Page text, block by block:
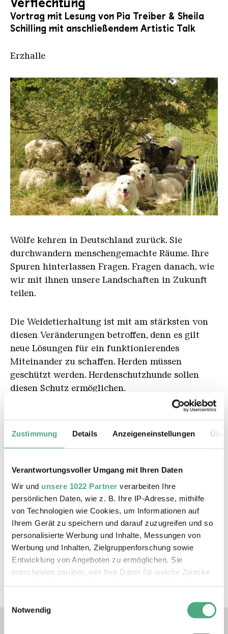
Zustimmung Details Anzeigeneinstellungen
Verantwortungsvoller Umgang mit Ihren Daten
Wir und unsere 1022 Partner verarbeiten Ihre
persönlichen Daten, wie z. B. Ihre IP-Adresse, mithilfe
von Technologien wie Cookies, um Informationen auf
Ihrem Gerät zu speichern und darauf zuzugreifen und so
personalisierte Werbung und Inhalte, Messungen von
Werbung und Inhalten, Zielgruppenforschung sowie
Entwicklung von Angeboten zu ermöglichen. Sie
entscheiden darüber, wer Ihre Daten für welche Zwecke
nutzt. Sie können Ihre Einwilligung jederzeit über die
Trigger Symbol ändern oder widerrufen
Notwendig
Vortrag mit Lesung von Pia Treiber & Sheila
Schilling mit anschließendem Artistic Talk
Erzhalle
Hütehunde zusammen mit einerSchafherde
Wölfe kehren in Deutschland zurück. Sie
durchwandern menschengemachte Räume. Ihre
Spuren hinterlassen Fragen. Fragen danach, wie
wir mit ihnen unsere Landschaften in Zukunft
teilen.
Die Weidetierhaltung ist mit am stärksten von
diesen Veränderungen betroffen, denn es gilt
neue Lösungen für ein funktionierendes
Miteinander zu schaffen. Herden müssen
geschützt werden. Herdenschutzhunde sollen
diesen Schutz ermöglichen.
Transformationen und erzählt aus einer
Artist Talk Raum zum Nachdenken und
Spekulieren.
(c) Foto: Pia Treiber
Eintritt frei ! Es gilt die 3G - Regelung
Jetzt Anmelden
Verlinkungen zu unseren